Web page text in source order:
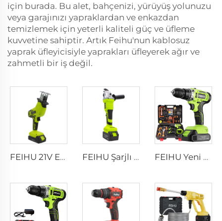
için burada. Bu alet, bahçenizi, yürüyüş yolunuzu
veya garajınızı yapraklardan ve enkazdan
temizlemek için yeterli kaliteli güç ve üfleme
kuvvetine sahiptir. Artık Feihu'nun kablosuz
yaprak üfleyicisiyle yaprakları üfleyerek ağır ve
zahmetli bir iş değil.
FEIHU 21V Endüstriyel Sınıf Kordless Güç Testere Seti El Yapımı El Tipi Saflama Testere Metal İçin 1 Lityum Pil 1 Şarj Cihazı Ahşap İşleri İçin FEIHU Şarjlı Lityum Fırçasız Elektrikli Parlatma Makinesi Özel Kesme Makinesi Elektrikli El Aletleri El Açısı Makası FEIHU Yeni Gelen Kablosuz Matkap El Aleti 12V/ 21V Kablosuz 10MM Matkap